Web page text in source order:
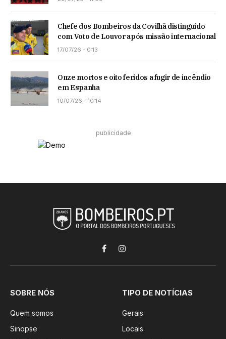
Chefe dos Bombeiros da Covilhã distinguido
com Voto de Louvor após missão internacional
17/07/26 - 0:13
Onze mortos e oito feridos a fugir de incêndio
em Espanha
10/07/26 - 10:14
publicidade
FacebookInstagram
SOBRE NÓS
Quem somos
Sinopse
TIPO DE NOTÍCIAS
Gerais
Locais